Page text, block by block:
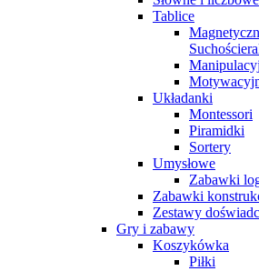
Tablice
Układanki
Montessori
Piramidki
Sortery
Umysłowe
Zabawki
Zabawki
Zestawy
Gry i zabawy
Koszykówka
Piłki